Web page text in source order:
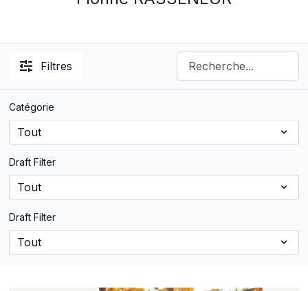
Filtres
Catégorie
Draft Filter
Draft Filter